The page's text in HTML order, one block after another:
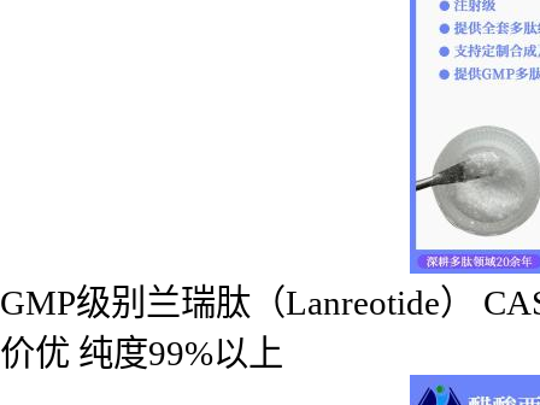
GMP级别兰瑞肽（Lanreotide）
价优 纯度99%以上